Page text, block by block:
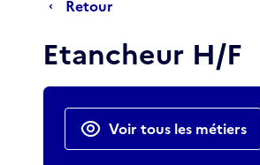
Retour
Etancheur H/F
Actions rapides
Voir tous les métiers